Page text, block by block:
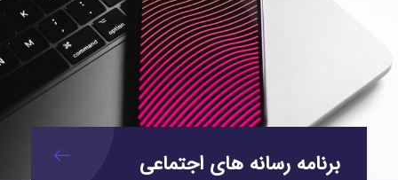
برنامه رسانه های اجتماعی